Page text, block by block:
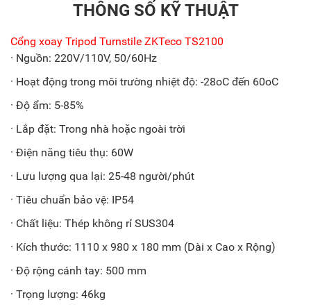
THÔNG SỐ KỸ THUẬT
Cổng xoay Tripod Turnstile ZKTeco TS2100
· Nguồn: 220V/110V, 50/60Hz
· Hoạt động trong môi trường nhiệt độ: -28oC đến 60oC
· Độ ẩm: 5-85%
· Lắp đặt: Trong nhà hoặc ngoài trời
· Điện năng tiêu thụ: 60W
· Lưu lượng qua lại: 25-48 người/phút
· Tiêu chuẩn bảo vệ: IP54
· Chất liệu: Thép không rỉ SUS304
· Kích thước: 1110 x 980 x 180 mm (Dài x Cao x Rộng)
· Độ rộng cánh tay: 500 mm
· Trọng lượng: 46kg